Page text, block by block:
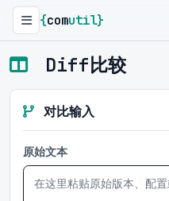
{comutil}
Diff比较
对比输入
原始文本